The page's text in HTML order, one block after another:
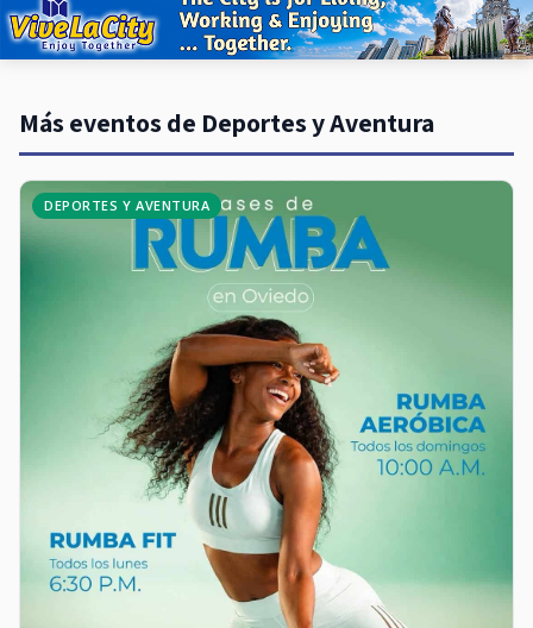
Más eventos de Deportes y Aventura
DEPORTES Y AVENTURA